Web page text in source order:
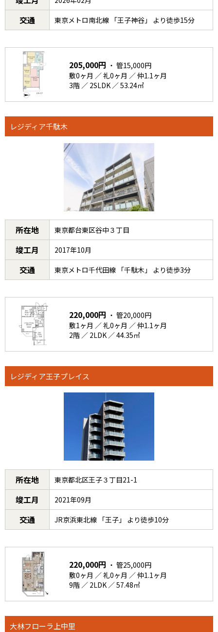
交通 東京メトロ南北線 「王子神谷」 より徒歩15分
205,000円 ・ 管15,000円
敷0ヶ月 ／ 礼0ヶ月 ／ 仲1.1ヶ月
3階 ／ 2SLDK ／ 53.24㎡
レジディア千駄木
所在地 東京都台東区谷中３丁目
竣工月 2017年10月
交通 東京メトロ千代田線 「千駄木」 より徒歩3分
220,000円 ・ 管20,000円
敷1ヶ月 ／ 礼0ヶ月 ／ 仲1.1ヶ月
2階 ／ 2LDK ／ 44.35㎡
レジディア王子プレイス
所在地 東京都北区王子３丁目21-1
竣工月 2021年09月
交通 JR京浜東北線 「王子」 より徒歩10分
220,000円 ・ 管25,000円
敷0ヶ月 ／ 礼0ヶ月 ／ 仲1.1ヶ月
9階 ／ 2LDK ／ 57.48㎡
大林フローラ上中里